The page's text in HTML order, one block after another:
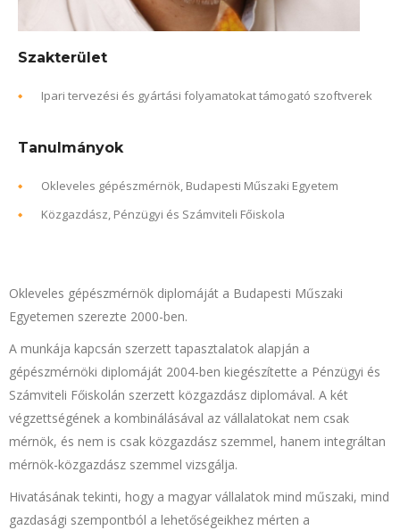
Szakterület
Ipari tervezési és gyártási folyamatokat támogató szoftverek
Tanulmányok
Okleveles gépészmérnök, Budapesti Műszaki Egyetem
Közgazdász, Pénzügyi és Számviteli Főiskola
Okleveles gépészmérnök diplomáját a Budapesti Műszaki
Egyetemen szerezte 2000-ben.
A munkája kapcsán szerzett tapasztalatok alapján a
gépészmérnöki diplomáját 2004-ben kiegészítette a Pénzügyi és
Számviteli Főiskolán szerzett közgazdász diplomával. A két
végzettségének a kombinálásával az vállalatokat nem csak
mérnök, és nem is csak közgazdász szemmel, hanem integráltan
mérnök-közgazdász szemmel vizsgálja.
Hivatásának tekinti, hogy a magyar vállalatok mind műszaki, mind
gazdasági szempontból a lehetőségeikhez mérten a